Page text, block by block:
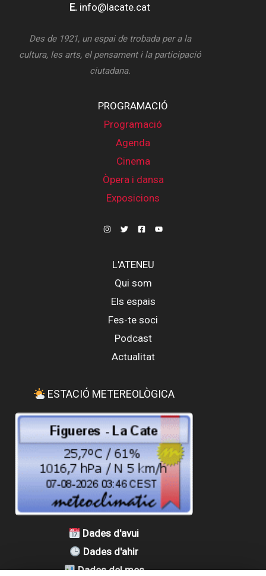
E. info@lacate.cat
Des de 1921, un espai de trobada per a la
cultura, les arts, el pensament i la participació
ciutadana.
PROGRAMACIÓ
Programació
Agenda
Cinema
Òpera i dansa
Exposicions
L'ATENEU
Qui som
Els espais
Fes-te soci
Podcast
Actualitat
ESTACIÓ METEREOLÒGICA
Dades d'avui
Dades d'ahir
Dades del mes